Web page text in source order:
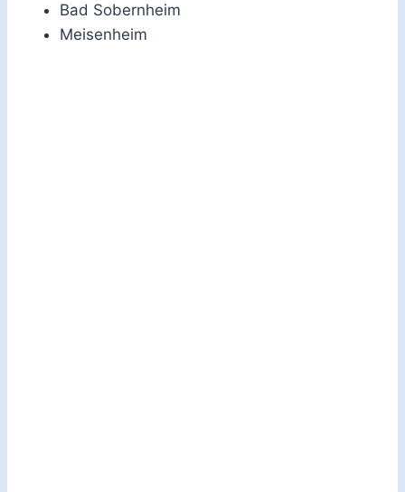
Bad Sobernheim
Meisenheim